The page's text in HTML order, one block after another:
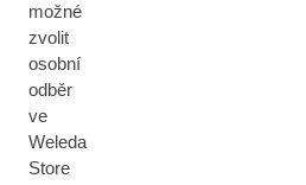
možné
zvolit
osobní
odběr
ve
Weleda
Store